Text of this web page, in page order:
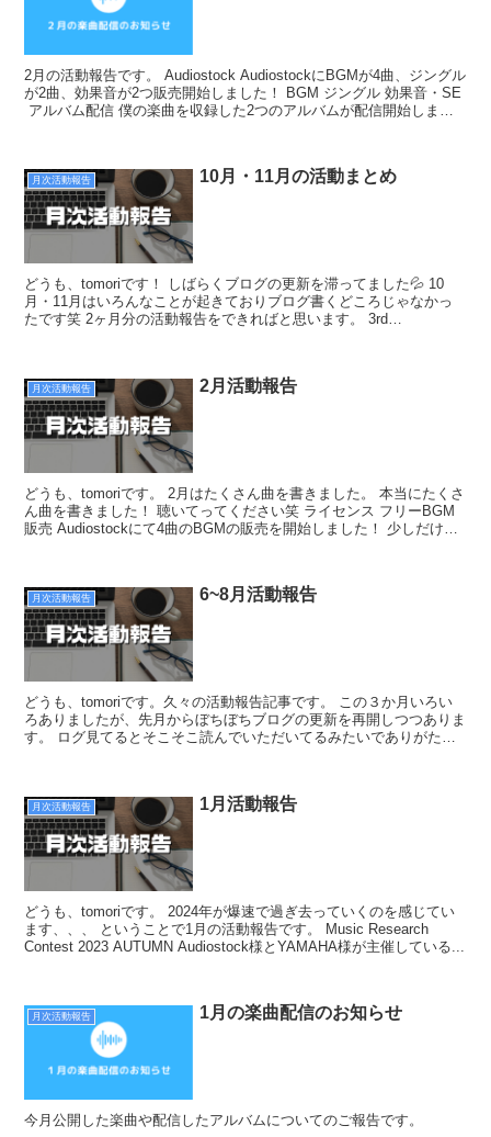
2月の活動報告です。 Audiostock AudiostockにBGMが4曲、ジングル
が2曲、効果音が2つ販売開始しました！ BGM ジングル 効果音・SE
アルバム配信 僕の楽曲を収録した2つのアルバムが配信開始しまし
月次活動報告 10月・11月の活動まとめ
どうも、tomoriです！ しばらくブログの更新を滞ってました💦 10
月・11月はいろんなことが起きておりブログ書くどころじゃなかっ
たです笑 2ヶ月分の活動報告をできればと思います。 3rd
月次活動報告 2月活動報告
どうも、tomoriです。 2月はたくさん曲を書きました。 本当にたくさ
ん曲を書きました！ 聴いてってください笑 ライセンス フリーBGM
販売 Audiostockにて4曲のBGMの販売を開始しました！ 少しだけ紹
月次活動報告 6~8月活動報告
どうも、tomoriです。久々の活動報告記事です。 この３か月いろい
ろありましたが、先月からぼちぼちブログの更新を再開しつつありま
す。 ログ見てるとそこそこ読んでいただいてるみたいでありがたい
月次活動報告 1月活動報告
どうも、tomoriです。 2024年が爆速で過ぎ去っていくのを感じてい
ます、、、 ということで1月の活動報告です。 Music Research
Contest 2023 AUTUMN Audiostock様とYAMAHA様が主催している...
月次活動報告 1月の楽曲配信のお知らせ
今月公開した楽曲や配信したアルバムについてのご報告です。